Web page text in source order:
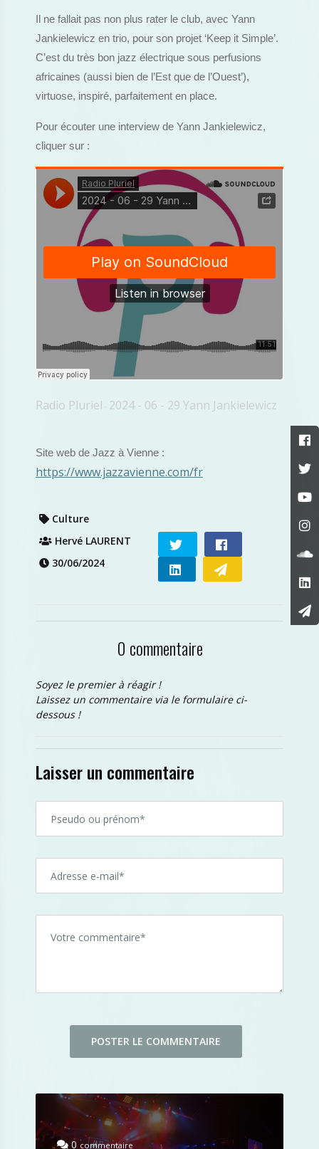
Il ne fallait pas non plus rater le club, avec Yann
Jankielewicz en trio, pour son projet ‘Keep it Simple’.
C’est du très bon jazz électrique sous perfusions
africaines (aussi bien de l’Est que de l’Ouest’),
virtuose, inspiré, parfaitement en place.
Pour écouter une interview de Yann Jankielewicz,
cliquer sur :
Radio Pluriel · 2024 - 06 - 29 Yann Jankielewicz
Site web de Jazz à Vienne :
https://www.jazzavienne.com/fr
Culture
Hervé LAURENT
30/06/2024
0 commentaire
Soyez le premier à réagir !
Laissez un commentaire via le formulaire ci-
dessous !
Laisser un commentaire
0commentaire